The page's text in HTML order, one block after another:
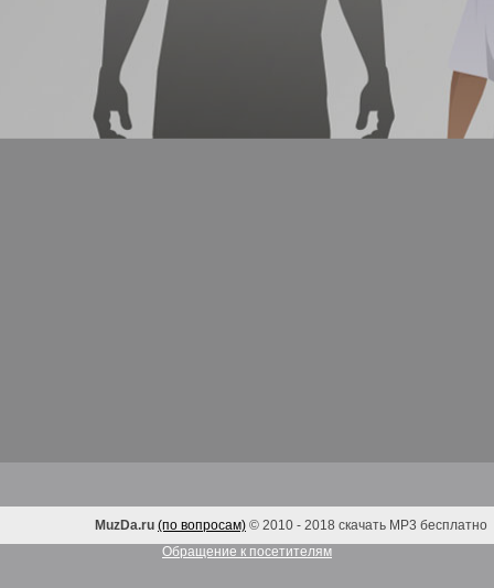
MuzDa.ru (по вопросам) © 2010 - 2018 скачать MP3 бесплатно
Обращение к посетителям